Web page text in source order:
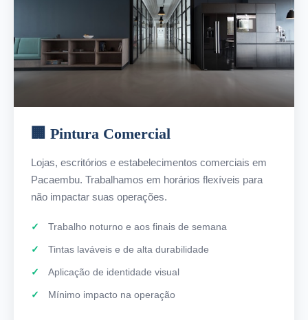
🏢 Pintura Comercial
Lojas, escritórios e estabelecimentos comerciais em
Pacaembu. Trabalhamos em horários flexíveis para
não impactar suas operações.
Trabalho noturno e aos finais de semana
Tintas laváveis e de alta durabilidade
Aplicação de identidade visual
Mínimo impacto na operação